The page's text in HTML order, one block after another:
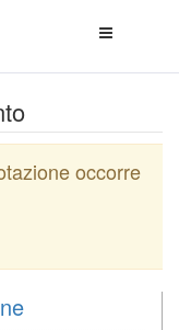
di
occorre